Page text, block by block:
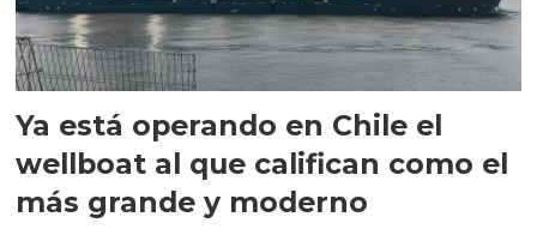
Ya está operando en Chile el
wellboat al que califican como el
más grande y moderno